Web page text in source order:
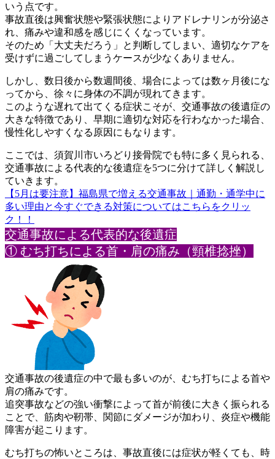
いう点です。
事故直後は興奮状態や緊張状態によりアドレナリンが分泌さ
れ、痛みや違和感を感じにくくなっています。
そのため「大丈夫だろう」と判断してしまい、適切なケアを
受けずに過ごしてしまうケースが少なくありません。
しかし、数日後から数週間後、場合によっては数ヶ月後にな
ってから、徐々に身体の不調が現れてきます。
このような遅れて出てくる症状こそが、交通事故の後遺症の
大きな特徴であり、早期に適切な対応を行わなかった場合、
慢性化しやす くなる原因にもなります。
ここでは、須賀川市いろどり接骨院でも特に多く見られる、
交通事故による代表的な後遺症を5つに分けて詳しく解説し
ていきます。
【5月は要注意】福島県で増える交通事故｜通勤・通学中に
多い理由と今すぐできる対策についてはこちらをクリッ
ク！！
交通事故による代表的な後遺症
① むち打ちによる首・肩の痛み（頸椎捻挫）
交通事故の後遺症の中で最も多いのが、むち打ちによる首や
肩の痛みです。
追突事故などの強い衝撃によって首が前後に大きく振られる
ことで、筋肉や靭帯、関節にダメージが加わり、炎症や機能
障害が起こり ます。
むち打ちの怖いところは、事故直後には症状が軽くても、時